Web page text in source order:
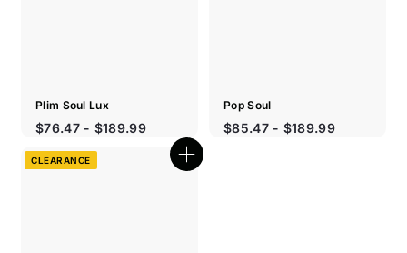
Plim Soul Lux
$76.47 - $189.99
Pop Soul
$85.47 - $189.99
Boutique
CLEARANCE